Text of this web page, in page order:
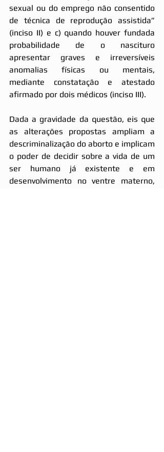
sexual ou do emprego não consentido
de técnica de reprodução assistida”
(inciso II) e c) quando houver fundada
probabilidade de o nascituro
apresentar graves e irreversíveis
anomalias físicas ou mentais,
mediante constatação e atestado
afirmado por dois médicos (inciso III).
Dada a gravidade da questão, eis que
as alterações propostas ampliam a
descriminalização do aborto e implicam
o poder de decidir sobre a vida de um
ser humano já existente e em
desenvolvimento no ventre materno,